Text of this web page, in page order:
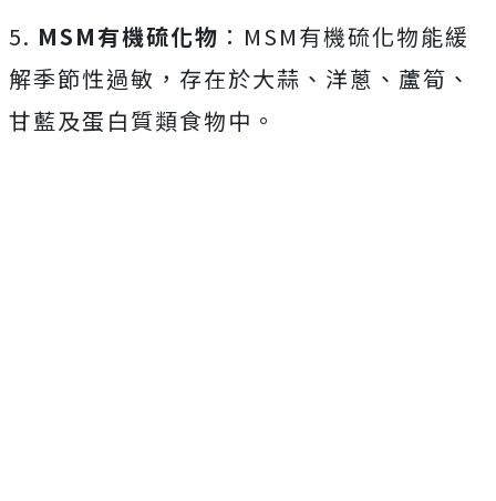
5. MSM有機硫化物 ：MSM有機硫化物能緩
解季節性過敏，存在於大蒜、洋蔥、蘆筍、
甘藍及蛋白質類食物中。